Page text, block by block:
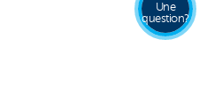
Une
question?